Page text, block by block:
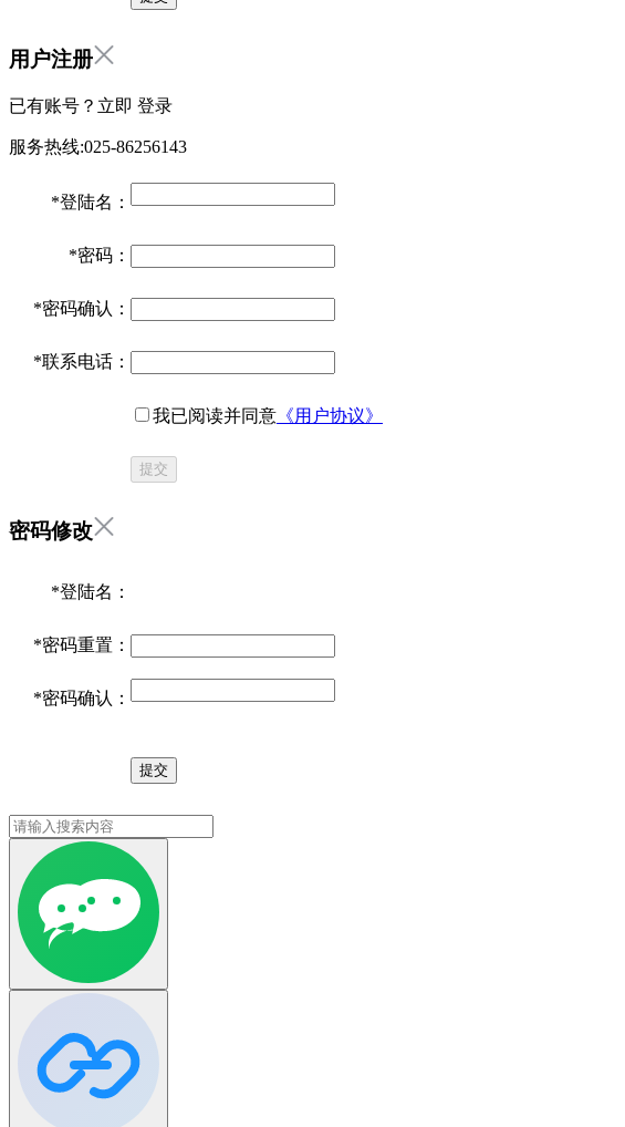
用户注册
已有账号？立即 登录
服务热线:025-86256143
*登陆名：
*密码：
*密码确认：
*联系电话：
我已阅读并同意 《用户协议》
提交
密码修改
*登陆名：
*密码重置：
*密码确认：